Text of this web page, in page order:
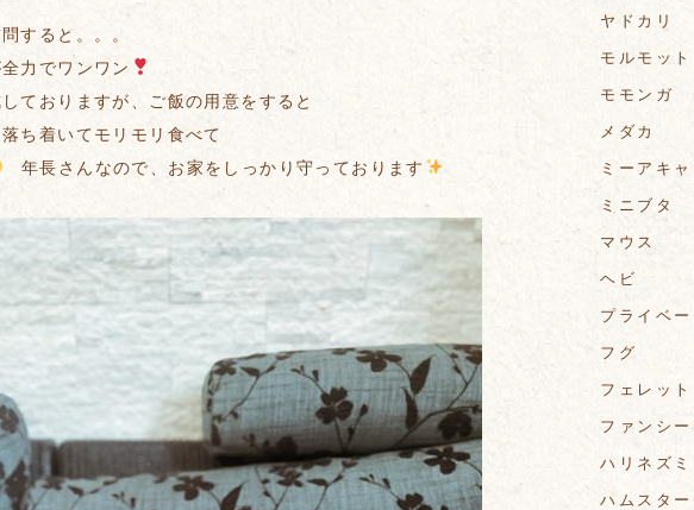
すると。。。
力でワンワン
ておりますが、ご飯の用意をすると
ち着いてモリモリ食べて
年長さんなので、お家をしっかり守っております
ヤドカリ
モルモット
モモンガ
メダカ
ミーアキャ
ミニブタ
マウス
ヘビ
プライベー
フグ
フェレット
ファンシー
ハリネズミ
ハムスター